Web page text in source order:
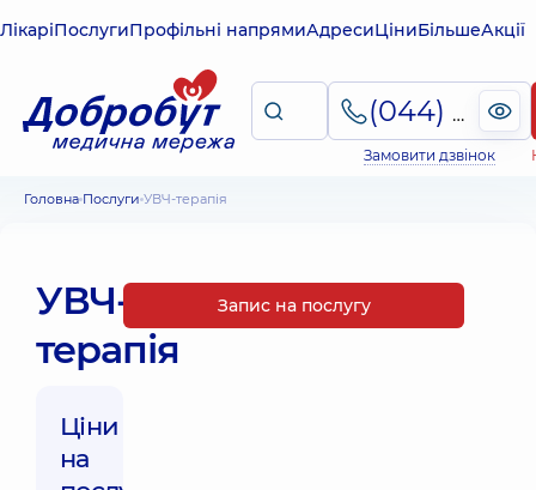
ЛікаріПослугиПрофільні напрямиАдресиЦіниБільшеАкції
(044) 495-2-888
Замовити дзвінок
Головна Послуги УВЧ-терапія
УВЧ-
терапія
Ціни
на
Запис на послугу